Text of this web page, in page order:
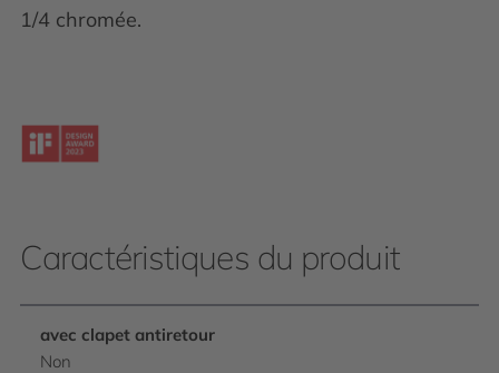
1/4 chromée.
Caractéristiques du produit
avec clapet antiretour
Non